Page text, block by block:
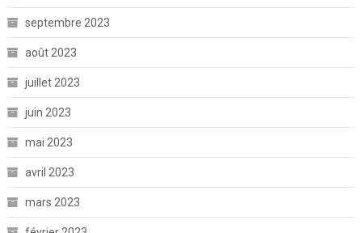
septembre 2023
août 2023
juillet 2023
juin 2023
mai 2023
avril 2023
mars 2023